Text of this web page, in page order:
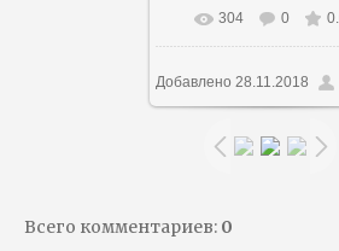
В реальном
1000x812 / 117.7Kb
304 0
Добавлено 28.11.2018
Всего комментариев: 0